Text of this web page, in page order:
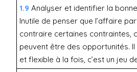
1.9 Analyser et identifier la
Inutile de penser que l’affaire
contraire certaines contraintes,
peuvent être des opportunités.
et flexible à la fois, c’est un jeu